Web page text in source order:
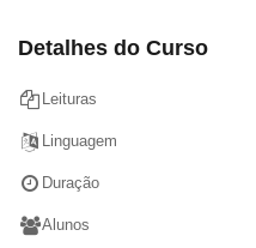
LICENÇA DE SÓCIO
SALÁRIO
JORNADA DE
Detalhes do Curso
Leituras
Linguagem
Duração
Alunos